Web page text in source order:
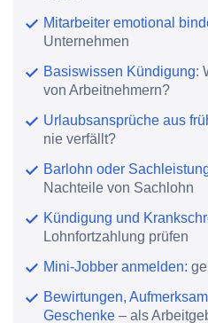
Mitarbeiter emotional
Unternehmen
Basiswissen Kündigung:
von Arbeitnehmern?
Urlaubsansprüche aus
nie verfällt?
Barlohn oder
Nachteile von Sachlohn
Kündigung und
Lohnfortzahlung prüfen
Mini-Jobber anmelden:
Bewirtungen,
Geschenke – als